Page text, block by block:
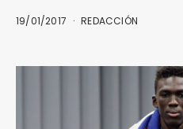
19/01/2017 REDACCIÓN